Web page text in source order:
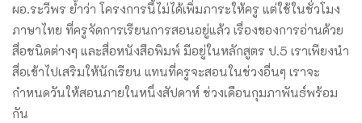
ผอ.ระวีพร ย้ำว่า โครงการนี้ไม่ได้เพิ่มภาระให้ครู แต่ใช้ในชั่วโมง
ภาษาไทย ที่ครูจัดการเรียนการสอนอยู่แล้ว เรื่องของการอ่านด้วย
สื่อชนิดต่างๆ และสื่อหนังสือพิมพ์ มีอยู่ในหลักสูตร ป.5 เราเพียงนำ
สื่อเข้าไปเสริมให้นักเรียน แทนที่ครูจะสอนในช่วงอื่นๆ เราจะ
กำหนดวันให้สอนภายในหนึ่งสัปดาห์ ช่วงเดือนกุมภาพันธ์พร้อม
กัน